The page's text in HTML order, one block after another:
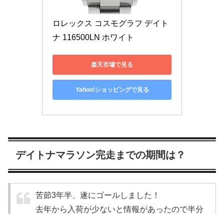
ロレックス コスモグラフ デイト
ナ 116500LN ホワイト
楽天市場で見る
Yahoo!ショッピングで見る
デイトナマラソン完走までの期間は？
苦節3年半、遂にゴールしました！
去年から入荷が少ないと情報があったので半分